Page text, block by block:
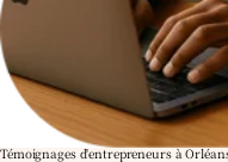
Témoignages d'entrepreneurs à